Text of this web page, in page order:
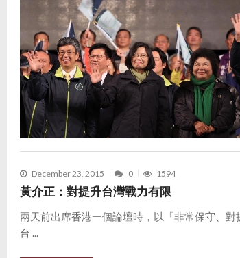
December 23, 2015 0 1594
黃介正：對提升台灣戰力有限
兩天前出席香港一個論壇時，以「非常保守、
台 ...